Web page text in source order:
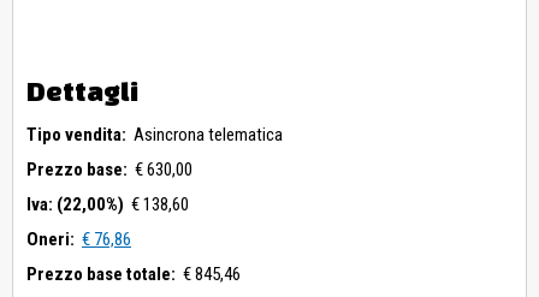
Dettagli
Tipo vendita: Asincrona telematica
Prezzo base: € 630,00
Iva: (22,00%) € 138,60
Oneri: € 76,86
Prezzo base totale: € 845,46